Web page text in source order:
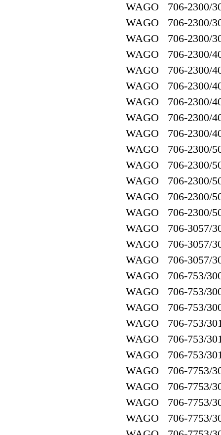
WAGO 706-2300/
WAGO 706-2300/
WAGO 706-2300/
WAGO 706-2300/
WAGO 706-2300/
WAGO 706-2300/
WAGO 706-2300/
WAGO 706-2300/
WAGO 706-2300/
WAGO 706-2300/
WAGO 706-2300/
WAGO 706-2300/
WAGO 706-2300/
WAGO 706-2300/
WAGO 706-3057/
WAGO 706-3057/
WAGO 706-3057/
WAGO 706-753/
WAGO 706-753/
WAGO 706-753/
WAGO 706-753/
WAGO 706-753/
WAGO 706-753/
WAGO 706-7753/
WAGO 706-7753/
WAGO 706-7753/
WAGO 706-7753/